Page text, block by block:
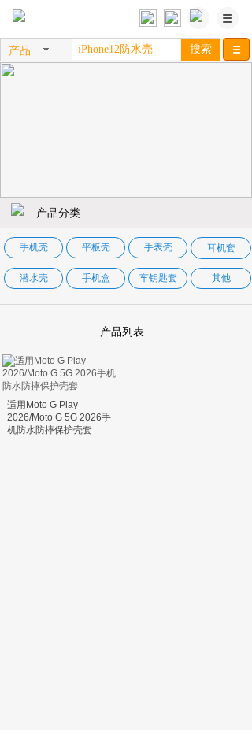
产品 搜索
产品分类
手表壳
平板壳
手机壳 耳机套
其他
手机盒
潜水壳 车钥匙套
产品列表
适用Moto G Play
2026/Moto G 5G 2026手
机防水防摔保护壳套